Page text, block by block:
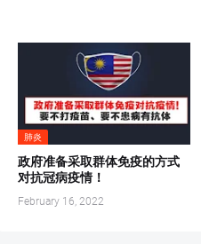
肺炎
政府准备采取群体免疫的方式
对抗冠病疫情！
February 16, 2022